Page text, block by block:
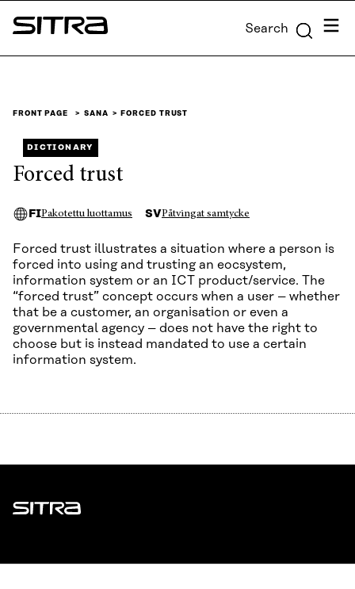
Skip to
content
Sitra Search Menu
FRONT PAGE SANA FORCED TRUST
DICTIONARY
Forced trust
FIPakotettu luottamus SVPåtvingat samtycke
Forced trust illustrates a situation where a person is
forced into using and trusting an eocsystem,
information system or an ICT product/service. The
“forced trust” concept occurs when a user – whether
that be a customer, an organisation or even a
governmental agency – does not have the right to
choose but is instead mandated to use a certain
information system.
Sitra